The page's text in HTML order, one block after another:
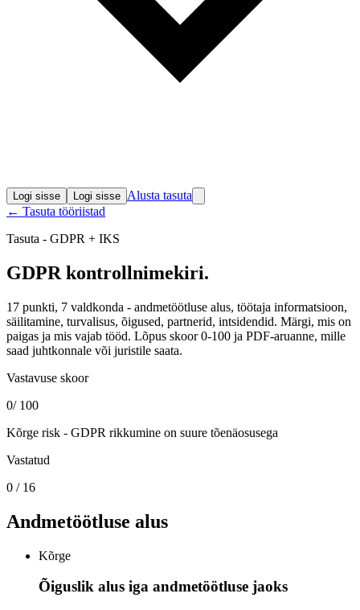
Logi sisse Logi sisse Alusta tasuta
← Tasuta tööriistad
Tasuta - GDPR + IKS
GDPR kontrollnimekiri.
17 punkti, 7 valdkonda - andmetöötluse alus, töötaja informatsioon,
säilitamine, turvalisus, õigused, partnerid, intsidendid. Märgi, mis on
paigas ja mis vajab tööd. Lõpus skoor 0-100 ja PDF-aruanne, mille
saad juhtkonnale või juristile saata.
Vastavuse skoor
0/ 100
Kõrge risk - GDPR rikkumine on suure tõenäosusega
Vastatud
0 / 16
Andmetöötluse alus
Kõrge
Õiguslik alus iga andmetöötluse jaoks